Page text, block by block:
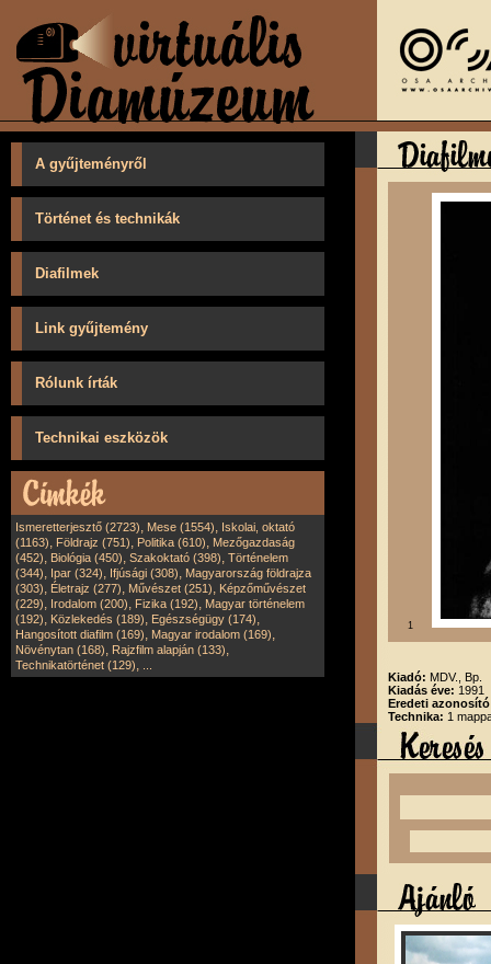
A gyűjteményről
Történet és technikák
Diafilmek
Link gyűjtemény
Rólunk írták
Technikai eszközök
Ismeretterjesztő (2723), Mese (1554), Iskolai, oktató
(1163), Földrajz (751), Politika (610), Mezőgazdaság
(452), Biológia (450), Szakoktató (398), Történelem
(344), Ipar (324), Ifjúsági (308), Magyarország földrajza
(303), Életrajz (277), Művészet (251), Képzőművészet
(229), Irodalom (200), Fizika (192), Magyar történelem
(192), Közlekedés (189), Egészségügy (174),
Hangosított diafilm (169), Magyar irodalom (169),
Növénytan (168), Rajzfilm alapján (133),
Technikatörténet (129),
1
Kiadó: MDV., Bp.
Kiadás éve: 1991
Eredeti
Technika: 1